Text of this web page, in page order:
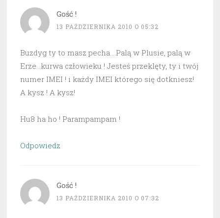
Gość !
13 PAŹDZIERNIKA 2010 O 05:32
Buzdyg ty to masz pecha….Palą w Plusie, palą w
Erze…kurwa człowieku ! Jesteś przeklęty, ty i twój
numer IMEI ! i każdy IMEI którego się dotkniesz!
A kysz ! A kysz!
Hu8 ha ho ! Parampampam !
Odpowiedz
Gość !
13 PAŹDZIERNIKA 2010 O 07:32